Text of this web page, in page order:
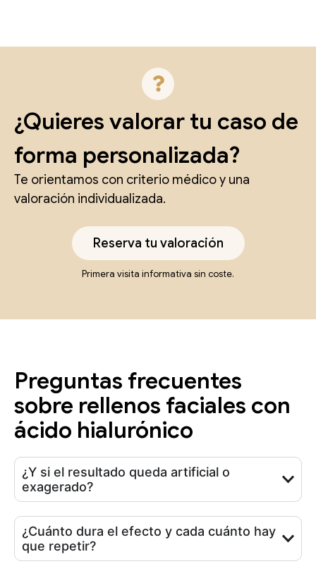
¿Quieres valorar tu caso de
forma personalizada?
Te orientamos con criterio médico y una
valoración individualizada.
Reserva tu valoración
Primera visita informativa sin coste.
Preguntas frecuentes
sobre rellenos faciales con
ácido hialurónico
¿Y si el resultado queda artificial o
exagerado?
¿Cuánto dura el efecto y cada cuánto hay
que repetir?